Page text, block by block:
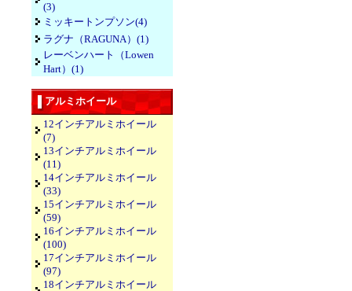
(3)
ミッキートンプソン(4)
ラグナ（RAGUNA）(1)
レーベンハート（Lowen
Hart）(1)
アルミホイール
12インチアルミホイール
(7)
13インチアルミホイール
(11)
14インチアルミホイール
(33)
15インチアルミホイール
(59)
16インチアルミホイール
(100)
17インチアルミホイール
(97)
18インチアルミホイール